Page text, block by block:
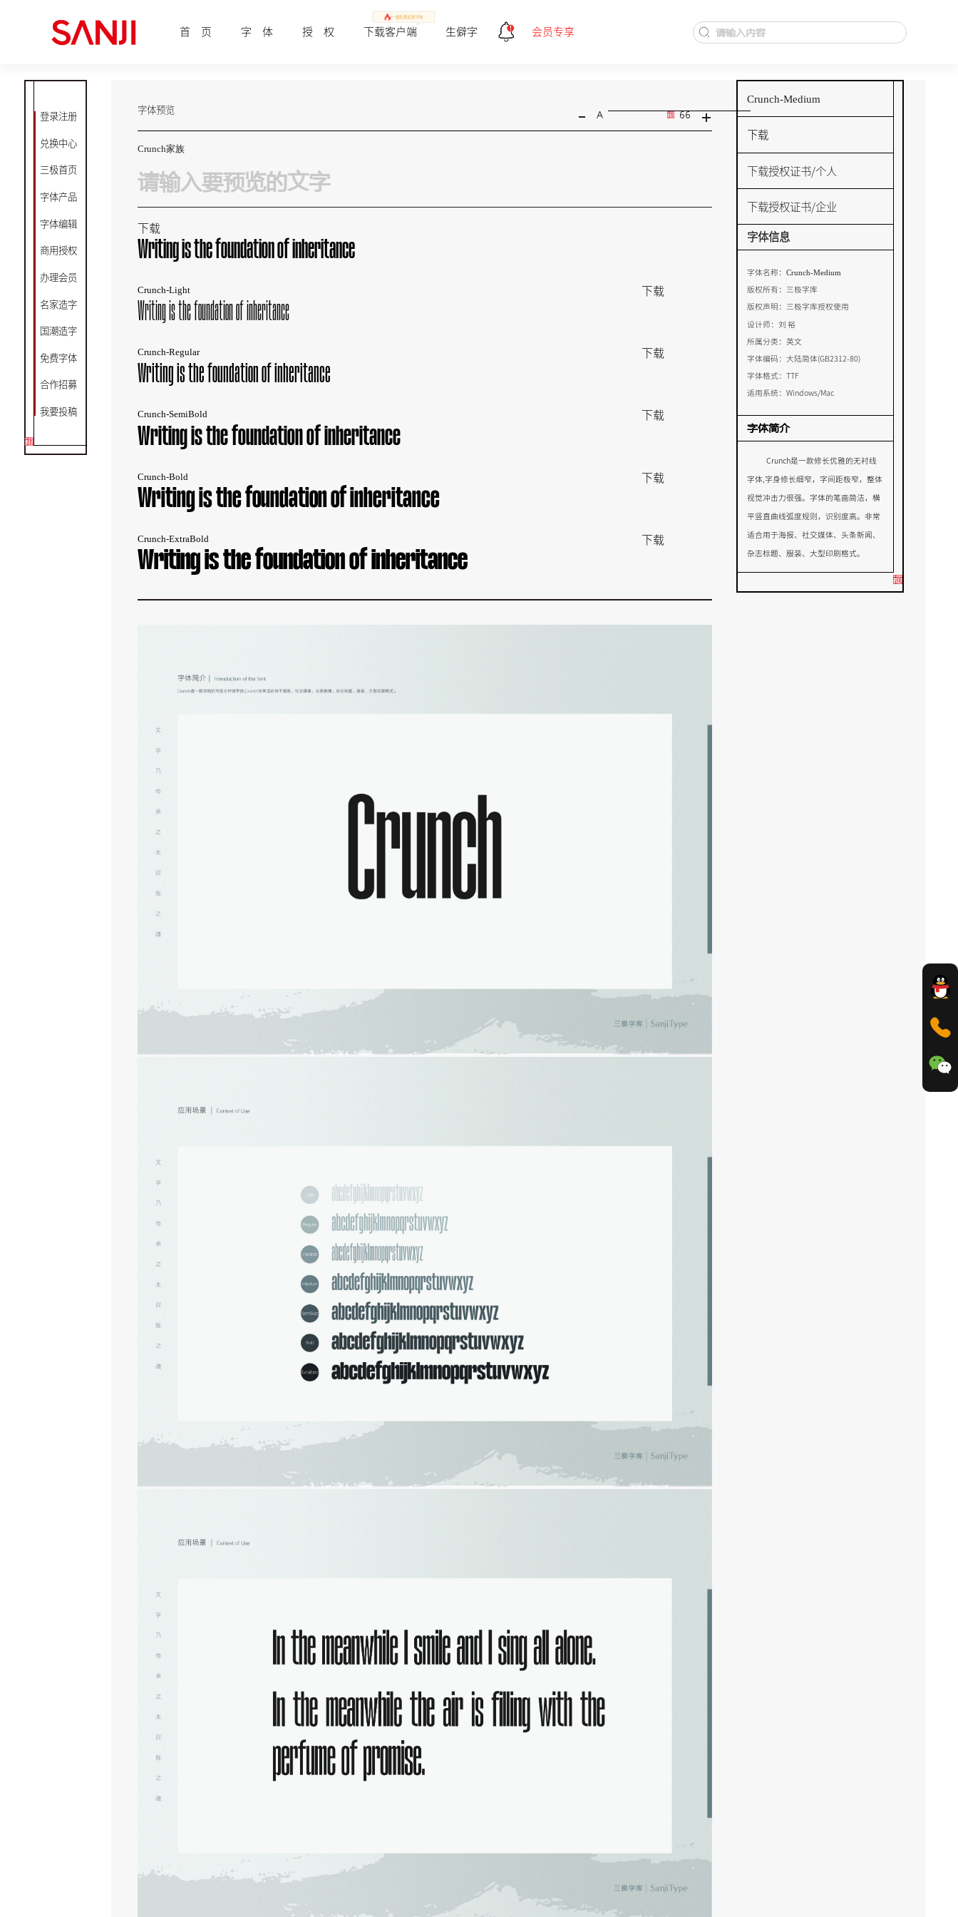
首 页 字 体 授 权
一健免费试用字体
下载客户端 生僻字 会员专享
登录注册
兑换中心
三极首页
字体产品
字体编辑
商用授权
办理会员
名家造字
国潮造字
免费字体
合作招募
我要投稿
字体预览 - A 66 +
Crunch家族
下载
Writing is the foundation of inheritance
Crunch-Light 下载
Writing is the foundation of inheritance
Crunch-Regular 下载
Writing is the foundation of inheritance
Crunch-SemiBold 下载
Writing is the foundation of inheritance
Crunch-Bold 下载
Writing is the foundation of inheritance
Crunch-ExtraBold 下载
Writing is the foundation of inheritance
Crunch-Medium
下载
下载授权证书/个人
下载授权证书/企业
字体信息
字体名称：Crunch-Medium
版权所有： 三极字库
版权声明： 三极字库授权使用
设计师：刘 裕
所属分类：英文
字体编码：大陆简体(GB2312-80)
字体格式：TTF
适用系统：Windows/Mac
字体简介
Crunch是一款修长优雅的无衬线
字体,字身修长细窄，字间距极窄，整体
视觉冲击力很强。字体的笔画简洁，横
平竖直曲线弧度规则，识别度高。非常
适合用于海报、社交媒体、头条新闻、
杂志标题、服装、大型印刷格式。